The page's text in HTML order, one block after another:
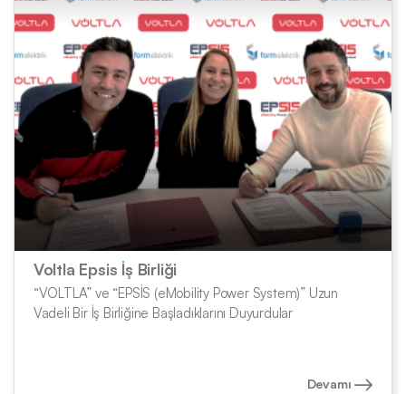
Voltla Epsis İş Birliği
“VOLTLA” ve “EPSİS (eMobility Power System)” Uzun
Vadeli Bir İş Birliğine Başladıklarını Duyurdular
Devamı